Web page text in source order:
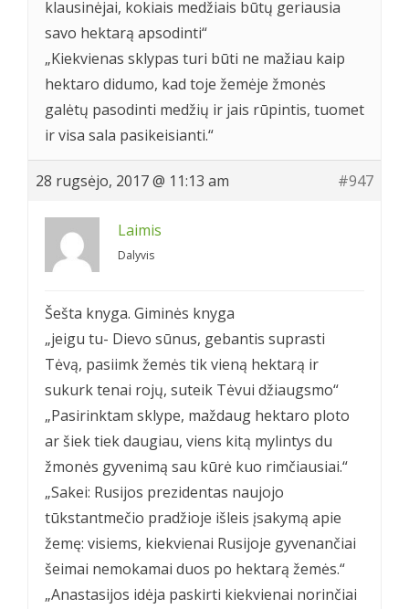
klausinėjai, kokiais medžiais būtų geriausia
savo hektarą apsodinti“
„Kiekvienas sklypas turi būti ne mažiau kaip
hektaro didumo, kad toje žemėje žmonės
galėtų pasodinti medžių ir jais rūpintis, tuomet
ir visa sala pasikeisianti.“
28 rugsėjo, 2017 @ 11:13 am #947
Laimis
Dalyvis
Šešta knyga. Giminės knyga
„jeigu tu- Dievo sūnus, gebantis suprasti
Tėvą, pasiimk žemės tik vieną hektarą ir
sukurk tenai rojų, suteik Tėvui džiaugsmo“
„Pasirinktam sklype, maždaug hektaro ploto
ar šiek tiek daugiau, viens kitą mylintys du
žmonės gyvenimą sau kūrė kuo rimčiausiai.“
„Sakei: Rusijos prezidentas naujojo
tūkstantmečio pradžioje išleis įsakymą apie
žemę: visiems, kiekvienai Rusijoje gyvenančiai
šeimai nemokamai duos po hektarą žemės.“
„Anastasijos idėja paskirti kiekvienai norinčiai